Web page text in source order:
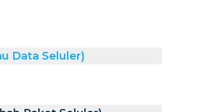
Data Seluler)